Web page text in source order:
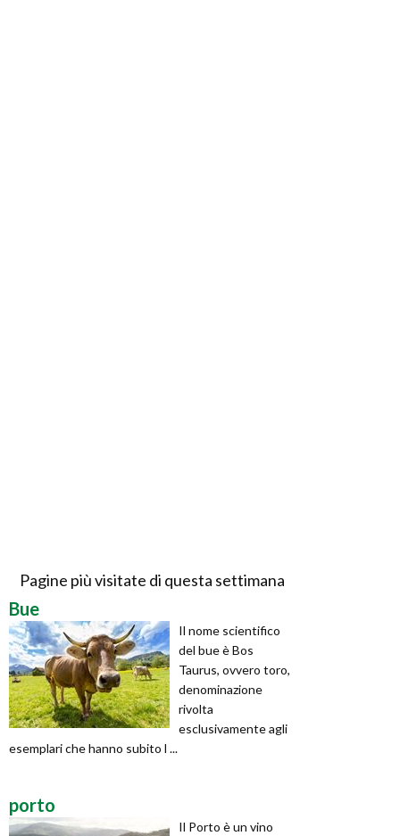
Pagine più visitate di questa settimana
Bue
Il nome scientifico
del bue è Bos
Taurus, ovvero toro,
denominazione
rivolta
esclusivamente agli
esemplari che hanno subito l ...
porto
Il Porto è un vino